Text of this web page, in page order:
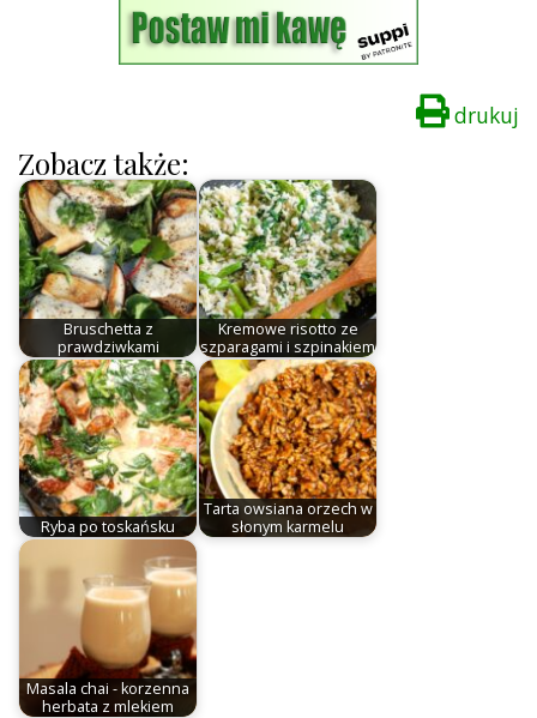
drukuj
Zobacz także:
Bruschetta z
prawdziwkami
Kremowe risotto ze
szparagami i szpinakiem
Ryba po toskańsku
Tarta owsiana orzech w
słonym karmelu
Masala chai - korzenna
herbata z mlekiem